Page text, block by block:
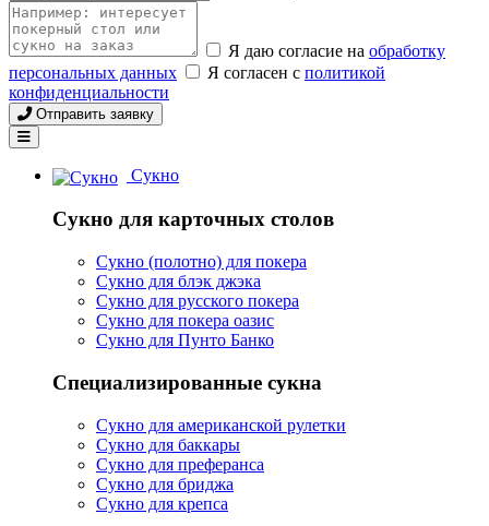
Я даю согласие на обработку
персональных данных
Я согласен с политикой
конфиденциальности
Отправить заявку
Сукно
Сукно для карточных столов
Сукно (полотно) для покера
Сукно для блэк джэка
Сукно для русского покера
Сукно для покера оазис
Сукно для Пунто Банко
Специализированные сукна
Сукно для американской рулетки
Сукно для баккары
Сукно для преферанса
Сукно для бриджа
Сукно для крепса